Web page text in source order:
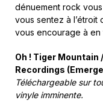
dénuement rock
vous sentez à l’étroit
vous encourage à en
Oh ! Tiger Mountain
Recordings
Téléchargeable sur
vinyle imminente.